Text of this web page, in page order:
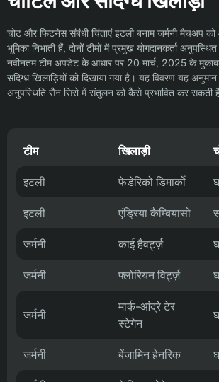
चोट और फिटनेस संबंधी चिंताएं इटली बनाम जर्मनी मैचअप
भूमिका निभाती हैं, दोनों टीमों में प्रमुख योगदानकर्ता
नवीनतम टीम अपडेट के आधार पर 20 मार्च, 2025 के
संदिग्ध खिलाड़ियों को दिखाया गया है। यह विवरण यह
अनुपस्थिति सैन सिरो में संतुलन को कैसे प्रभावित कर सकती
टीम खिलाड़ी
इटली फेडेरिको डिमार्को
इटली एंड्रिया कैम्बियासो
जर्मनी काई हैवर्ट्ज़
जर्मनी फ्लोरियन विर्ट्ज़
जर्मनी
मार्क-आंद्रे टेर
स्टेगेन
जर्मनी बेंजामिन हेनरिक